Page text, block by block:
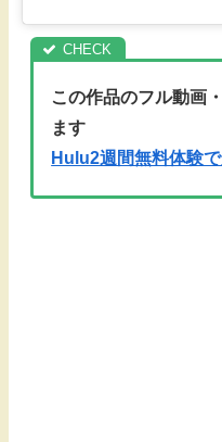
この作品のフル動画
ます
Hulu2週間無料体験